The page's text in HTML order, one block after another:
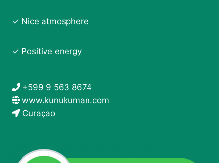
✓ Nice atmosphere
✓ Positive energy
+599 9 563 8674
www.kunukuman.com
Curaçao